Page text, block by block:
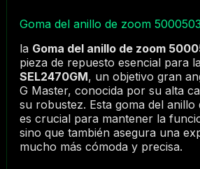
Goma del anillo de zoom
la Goma del anillo de zoom
pieza de repuesto esencial para
SEL2470GM, un objetivo gran
G Master, conocida por su alta
su robustez. Esta goma del
es crucial para mantener la
sino que también asegura una
mucho más cómoda y precisa.